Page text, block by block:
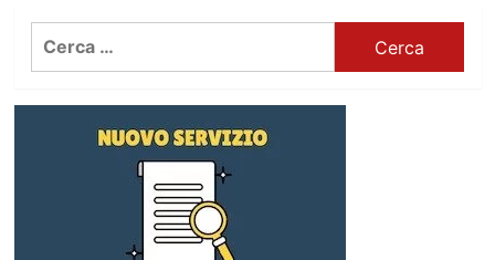
Ricerca